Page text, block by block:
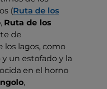
(Ruta de los
, Ruta de los
de
los lagos, como
un estofado y la
en el horno
,